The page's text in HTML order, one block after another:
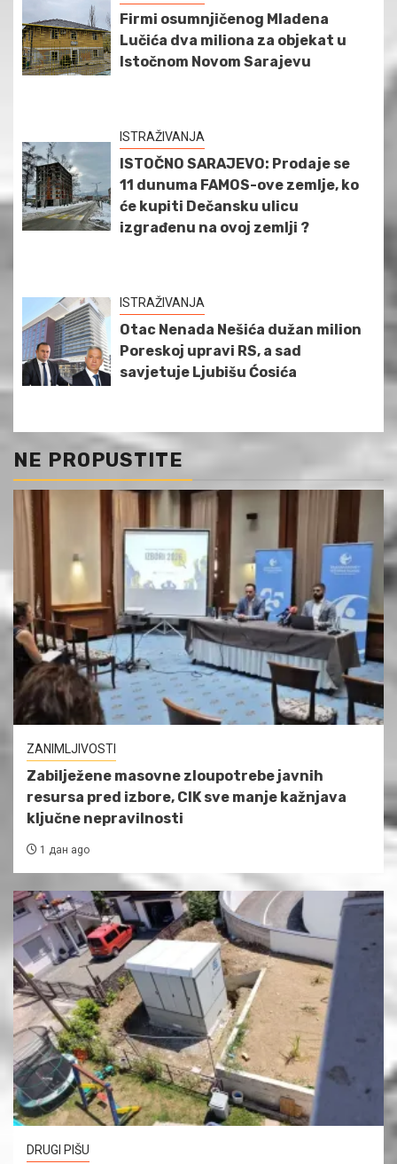
Firmi osumnjičenog Mladena
Lučića dva miliona za objekat u
Istočnom Novom Sarajevu
ISTRAŽIVANJA
ISTOČNO SARAJEVO: Prodaje se
11 dunuma FAMOS-ove zemlje, ko
će kupiti Dečansku ulicu
izgrađenu na ovoj zemlji ?
ISTRAŽIVANJA
Otac Nenada Nešića dužan milion
Poreskoj upravi RS, a sad
savjetuje Ljubišu Ćosića
NE PROPUSTITE
ZANIMLJIVOSTI
Zabilježene masovne zloupotrebe javnih
resursa pred izbore, CIK sve manje kažnjava
ključne nepravilnosti
1 дан ago
DRUGI PIŠU